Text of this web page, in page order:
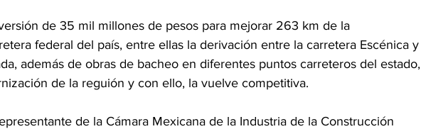
de 35 mil millones de pesos para mejorar 263 km de la
federal del país, entre ellas la derivación entre la carretera Escénica y
además de obras de bacheo en diferentes puntos carreteros del estado,
de la reguión y con ello, la vuelve competitiva.
de la Cámara Mexicana de la Industria de la Construcción